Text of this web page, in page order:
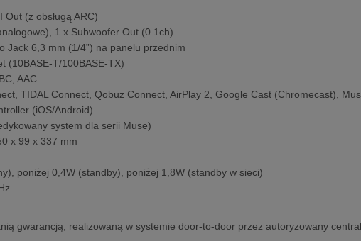
Out (z obsługą ARC)
1 x Subwoofer Out (0.1ch)
Jack 6,3 mm (1/4”) na panelu przednim
(10BASE-T/100BASE-TX)
AAC
TIDAL Connect, Qobuz Connect, AirPlay 2, Google Cast (Chromecast),
(iOS/Android)
system dla serii Muse)
x 99 x 337 mm
poniżej 0,4W (standby), poniżej 1,8W (standby w sieci)
gwarancją, realizowaną w systemie door-to-door przez autoryzowany